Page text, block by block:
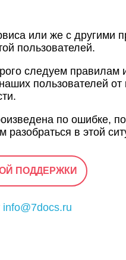
или же с другими
пользователей.
следуем правилам
пользователей
по ошибке,
в этой
ПОДДЕРЖКИ
info@7docs.ru